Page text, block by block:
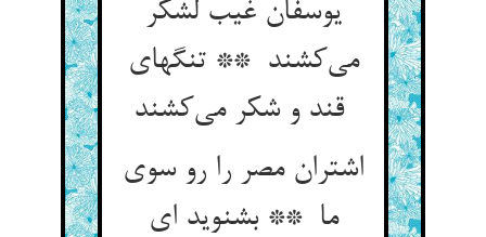
یوسفان غیب لشکر
می‌کشند ** تنگهای
قند و شکر می‌کشند
اشتران مصر را رو سوی
ما ** بشنوید ای